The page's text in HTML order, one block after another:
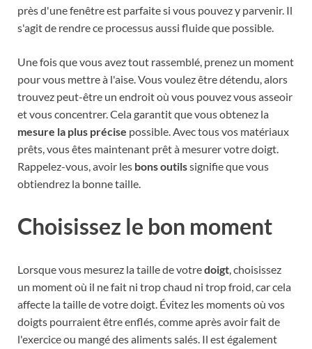
près d'une fenêtre est parfaite si vous pouvez y parvenir. Il
s'agit de rendre ce processus aussi fluide que possible.
Une fois que vous avez tout rassemblé, prenez un moment
pour vous mettre à l'aise. Vous voulez être détendu, alors
trouvez peut-être un endroit où vous pouvez vous asseoir
et vous concentrer. Cela garantit que vous obtenez la
mesure la plus précise possible. Avec tous vos matériaux
prêts, vous êtes maintenant prêt à mesurer votre doigt.
Rappelez-vous, avoir les bons outilssignifie que vous
obtiendrez la bonne taille.
Choisissez le bon moment
Lorsque vous mesurez la taille de votredoigt, choisissez
un moment où il ne fait ni trop chaud ni trop froid, car cela
affecte la taille de votre doigt. Évitez les moments où vos
doigts pourraient être enflés, comme après avoir fait de
l'exercice ou mangé des aliments salés. Il est également